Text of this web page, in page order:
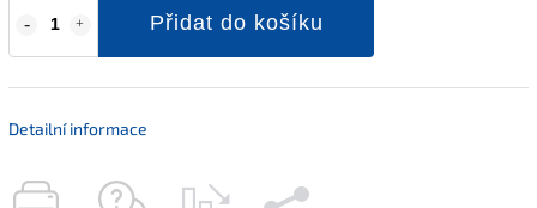
Přidat do košíku
Detailní informace